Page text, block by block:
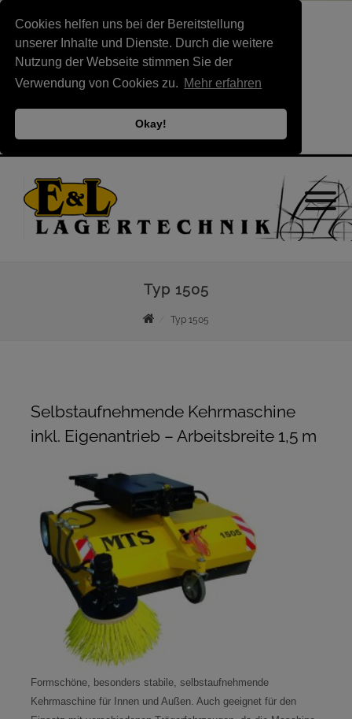
Cookies helfen uns bei der Bereitstellung
unserer Inhalte und Dienste. Durch die weitere
Nutzung der Webseite stimmen Sie der
Verwendung von Cookies zu. Mehr erfahren
Okay!
Typ 1505
Typ 1505
Selbstaufnehmende Kehrmaschine
inkl. Eigenantrieb – Arbeitsbreite 1,5 m
Formschöne, besonders stabile, selbstaufnehmende
Kehrmaschine für Innen und Außen. Auch geeignet für den